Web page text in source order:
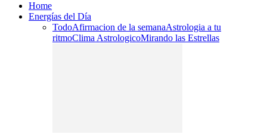
Home
Energías del Día
TodoAfirmacion de la semanaAstrologia a tu
ritmoClima AstrologicoMirando las Estrellas